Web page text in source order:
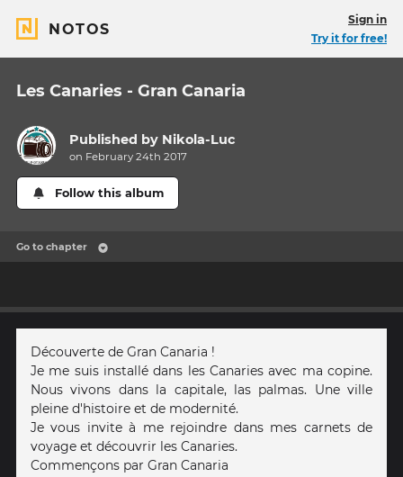
NOTOS
Sign in
Try it for free!
Les Canaries - Gran Canaria
Published by Nikola-Luc
on February 24th 2017
Follow this album
Go to chapter
Découverte de Gran Canaria !
Je me suis installé dans les Canaries avec ma copine.
Nous vivons dans la capitale, las palmas. Une ville
pleine d'histoire et de modernité.
Je vous invite à me rejoindre dans mes carnets de
voyage et découvrir les Canaries.
Commençons par Gran Canaria